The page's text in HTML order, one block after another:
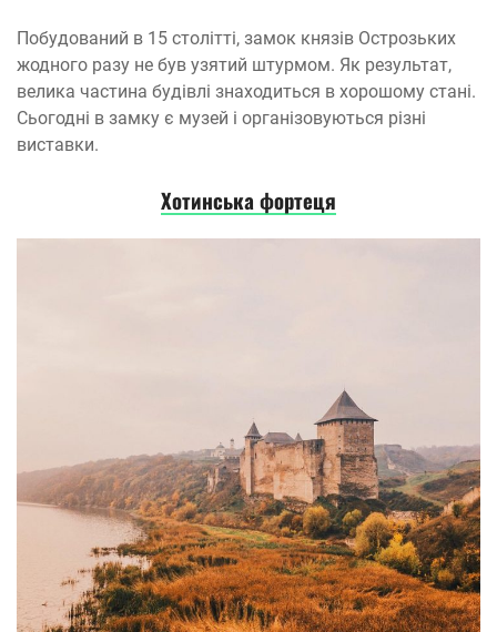
Побудований в 15 столітті, замок князів Острозьких
жодного разу не був узятий штурмом. Як результат,
велика частина будівлі знаходиться в хорошому стані.
Сьогодні в замку є музей і організовуються різні
виставки.
Хотинська фортеця